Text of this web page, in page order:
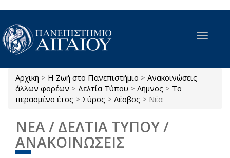
Παράκαμψη προς το κυρίως περιεχόμενο
Toggle
Είστε εδώ
Αρχική > Η Ζωή στο Πανεπιστήμιο > Ανακοινώσεις
άλλων φορέων > Δελτία Τύπου > Λήμνος > Το
περασμένο έτος > Σύρος > Λέσβος > Νέα
ΝΕΑ / ΔΕΛΤΙΑ ΤΥΠΟΥ /
ΑΝΑΚΟΙΝΩΣΕΙΣ